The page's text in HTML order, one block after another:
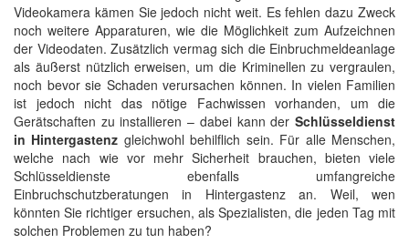
Videokamera kämen Sie jedoch nicht weit. Es fehlen dazu Zweck
noch weitere Apparaturen, wie die Möglichkeit zum Aufzeichnen
der Videodaten. Zusätzlich vermag sich die Einbruchmeldeanlage
als äußerst nützlich erweisen, um die Kriminellen zu vergraulen,
noch bevor sie Schaden verursachen können. In vielen Familien
ist jedoch nicht das nötige Fachwissen vorhanden, um die
Gerätschaften zu installieren – dabei kann der Schlüsseldienst
in Hintergastenz gleichwohl behilflich sein. Für alle Menschen,
welche nach wie vor mehr Sicherheit brauchen, bieten viele
Schlüsseldienste ebenfalls umfangreiche
Einbruchschutzberatungen in Hintergastenz an. Weil, wen
könnten Sie richtiger ersuchen, als Spezialisten, die jeden Tag mit
solchen Problemen zu tun haben?